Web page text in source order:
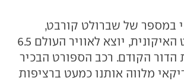
במספר של שברולט קורבט,
מכונית הספורט האיקונית, יוצא לאוויר העולם 6.5
הדור הקודם. רכב הספורט הבכיר
מלווה אותנו כמעט ברציפות